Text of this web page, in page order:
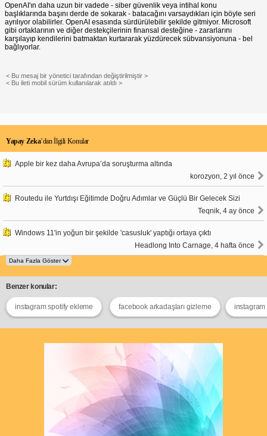
OpenAI'ın daha uzun bir vadede - siber güvenlik veya intihal konu
başlıklarında başını derde de sokarak - batacağını varsaydıkları için böyle seri
ayrılıyor olabilirler. OpenAI esasında sürdürülebilir şekilde gitmiyor. Microsoft
gibi ortaklarının ve diğer destekçilerinin finansal desteğine - zararlarını
karşılayıp kendilerini batmaktan kurtararak yüzdürecek sübvansiyonuna - bel
bağlıyorlar.
< Bu mesaj bir yönetici tarafından değiştirilmiştir >
< Bu ileti mobil sürüm kullanılarak atıldı >
Yapay Zeka’dan İlgili Konular
Apple bir kez daha Avrupa’da soruşturma altında
korozyon, 2 yıl önce
Routedu ile Yurtdışı Eğitimde Doğru Adımlar ve Güçlü Bir Gelecek Sizi
Teqnik, 4 ay önce
Windows 11'in yoğun bir şekilde 'casusluk' yaptığı ortaya çıktı
Headlong Into Carnage, 4 hafta önce
Benzer konular:
instagram spotify ekleme facebook arkadaşları gizleme